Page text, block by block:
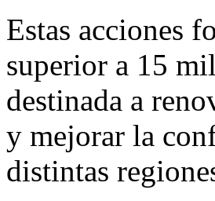
Estas acciones
superior a 15
destinada a
y mejorar la
distintas